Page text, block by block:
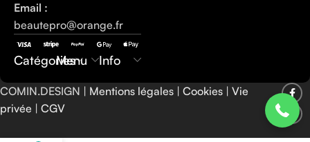
Email :
beautepro@orange.fr
Catégories
Menu Info
COMIN.DESIGN | Mentions légales | Cookies | Vie
privée | CGV